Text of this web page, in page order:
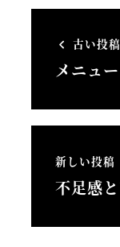
古い投稿
メニュ
新しい投稿
不足感